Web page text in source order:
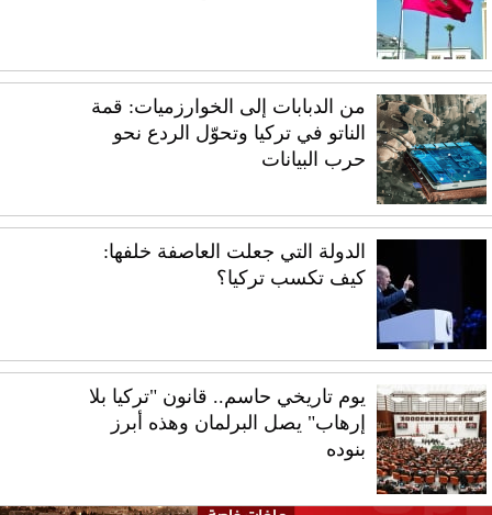
من الدبابات إلى الخوارزميات: قمة
الناتو في تركيا وتحوّل الردع نحو
حرب البيانات
الدولة التي جعلت العاصفة خلفها:
كيف تكسب تركيا؟
يوم تاريخي حاسم.. قانون "تركيا بلا
إرهاب" يصل البرلمان وهذه أبرز
بنوده